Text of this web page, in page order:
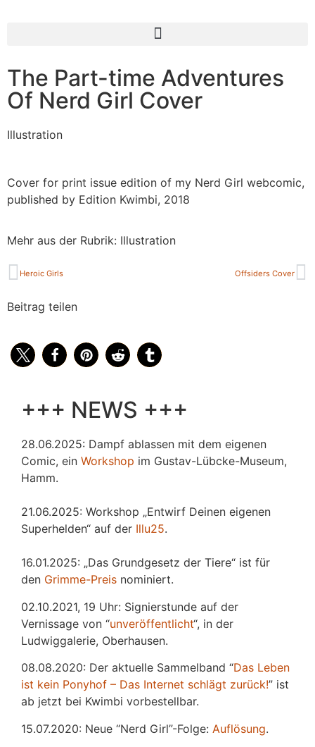
The Part-time Adventures
Of Nerd Girl Cover
Illustration
Cover for print issue edition of my Nerd Girl webcomic,
published by Edition Kwimbi, 2018
Mehr aus der Rubrik: Illustration
Heroic Girls Offsiders Cover
Beitrag teilen
+++ NEWS +++
28.06.2025: Dampf ablassen mit dem eigenen
Comic, ein Workshop im Gustav-Lübcke-Museum,
Hamm.
21.06.2025: Workshop „Entwirf Deinen eigenen
Superhelden“ auf der Illu25.
16.01.2025: „Das Grundgesetz der Tiere“ ist für
den Grimme-Preis nominiert.
02.10.2021, 19 Uhr: Signierstunde auf der
Vernissage von “unveröffentlicht“, in der
Ludwiggalerie, Oberhausen.
08.08.2020: Der aktuelle Sammelband “Das Leben
ist kein Ponyhof – Das Internet schlägt zurück!” ist
ab jetzt bei Kwimbi vorbestellbar.
15.07.2020: Neue “Nerd Girl”-Folge: Auflösung.